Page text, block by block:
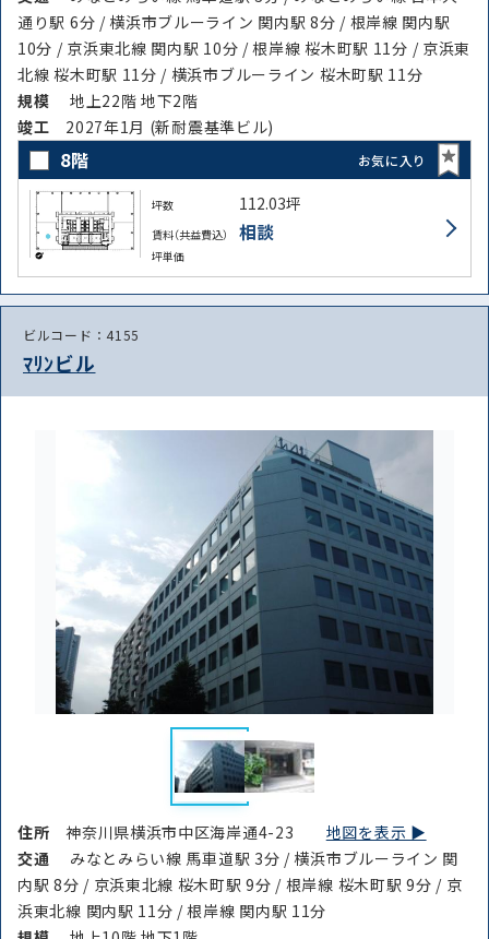
通り駅 6分 / 横浜市ブルーライン 関内駅 8分 / 根岸線 関内駅
10分 / 京浜東北線 関内駅 10分 / 根岸線 桜木町駅 11分 / 京浜東
北線 桜木町駅 11分 / 横浜市ブルーライン 桜木町駅 11分
規模
地上22階 地下2階
竣⼯ 2027年1月 (新耐震基準ビル)
8階 お気に入り
坪数 112.03坪
賃料（共益費込） 相談
坪単価
ビルコード：4155
ﾏﾘﾝビル
住所神奈川県横浜市中区海岸通4-23 地図を表示 ▶︎
交通
みなとみらい線 馬車道駅 3分 / 横浜市ブルーライン 関
内駅 8分 / 京浜東北線 桜木町駅 9分 / 根岸線 桜木町駅 9分 / 京
浜東北線 関内駅 11分 / 根岸線 関内駅 11分